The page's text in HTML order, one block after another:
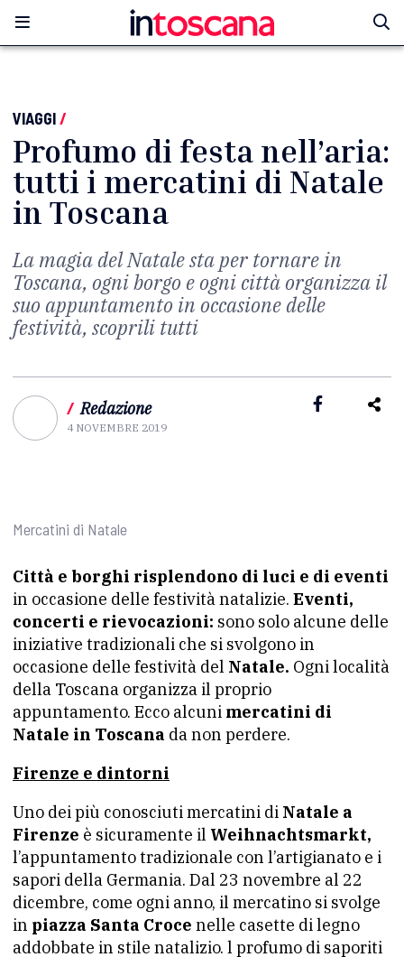
VIAGGI/
Profumo di festa nell’aria:
tutti i mercatini di Natale
in Toscana
La magia del Natale sta per tornare in
Toscana, ogni borgo e ogni città organizza il
suo appuntamento in occasione delle
festività, scoprili tutti
/ Redazione
4 NOVEMBRE 2019
Mercatini di Natale
Città e borghi risplendono di luci e di eventi
in occasione delle festività natalizie. Eventi,
concerti e rievocazioni: sono solo alcune delle
iniziative tradizionali che si svolgono in
occasione delle festività del Natale. Ogni località
della Toscana organizza il proprio
appuntamento. Ecco alcuni mercatini di
Natale in Toscana da non perdere.
Firenze e dintorni
Uno dei più conosciuti mercatini di Natale a
Firenze è sicuramente il Weihnachtsmarkt,
l’appuntamento tradizionale con l’artigianato e i
sapori della Germania. Dal 23 novembre al 22
dicembre, come ogni anno, il mercatino si svolge
in piazza Santa Croce nelle casette di legno
addobbate in stile natalizio. l profumo di saporiti